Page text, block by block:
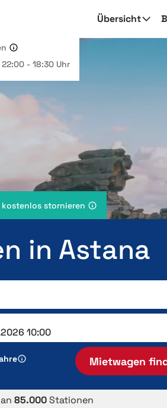
Übersicht
- 18:30 Uhr
stornieren
in Astana
Mietwagen
85.000Stationen